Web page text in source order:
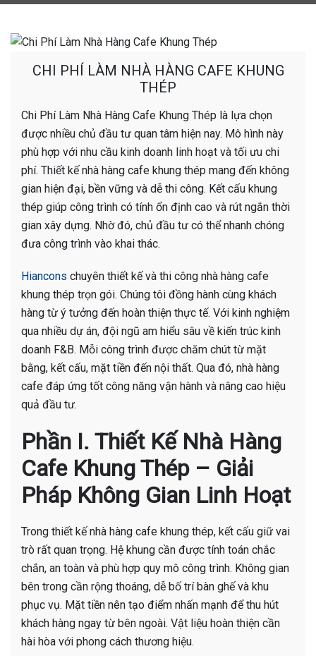
CHI PHÍ LÀM NHÀ HÀNG CAFE KHUNG
THÉP
Chi Phí Làm Nhà Hàng Cafe Khung Thép là lựa chọn
được nhiều chủ đầu tư quan tâm hiện nay. Mô hình này
phù hợp với nhu cầu kinh doanh linh hoạt và tối ưu chi
phí. Thiết kế nhà hàng cafe khung thép mang đến không
gian hiện đại, bền vững và dễ thi công. Kết cấu khung
thép giúp công trình có tính ổn định cao và rút ngắn thời
gian xây dựng. Nhờ đó, chủ đầu tư có thể nhanh chóng
đưa công trình vào khai thác.
Hiancons chuyên thiết kế và thi công nhà hàng cafe
khung thép trọn gói. Chúng tôi đồng hành cùng khách
hàng từ ý tưởng đến hoàn thiện thực tế. Với kinh nghiệm
qua nhiều dự án, đội ngũ am hiểu sâu về kiến trúc kinh
doanh F&B. Mỗi công trình được chăm chút từ mặt
bằng, kết cấu, mặt tiền đến nội thất. Qua đó, nhà hàng
cafe đáp ứng tốt công năng vận hành và nâng cao hiệu
quả đầu tư.
Phần I. Thiết Kế Nhà Hàng
Cafe Khung Thép – Giải
Pháp Không Gian Linh Hoạt
Trong thiết kế nhà hàng cafe khung thép, kết cấu giữ vai
trò rất quan trọng. Hệ khung cần được tính toán chắc
chắn, an toàn và phù hợp quy mô công trình. Không gian
bên trong cần rộng thoáng, dễ bố trí bàn ghế và khu
phục vụ. Mặt tiền nên tạo điểm nhấn mạnh để thu hút
khách hàng ngay từ bên ngoài. Vật liệu hoàn thiện cần
hài hòa với phong cách thương hiệu.